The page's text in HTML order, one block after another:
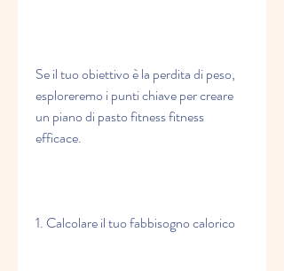
Se il tuo obiettivo è la perdita di peso,
esploreremo i punti chiave per creare
un piano di pasto fitness fitness
efficace.
1. Calcolare il tuo fabbisogno calorico